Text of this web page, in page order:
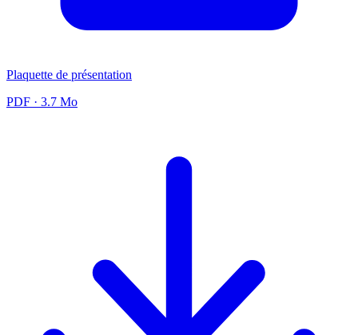
Plaquette de présentation
PDF · 3.7 Mo